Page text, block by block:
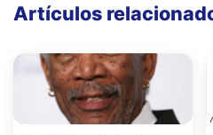
Artículos